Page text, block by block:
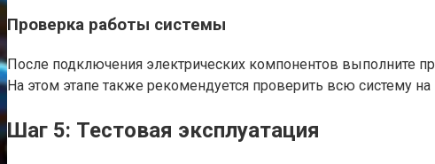
Проверка работы системы
После подключения электрических компонентов выполните
На этом этапе также рекомендуется проверить всю систему
Шаг 5: Тестовая эксплуатация